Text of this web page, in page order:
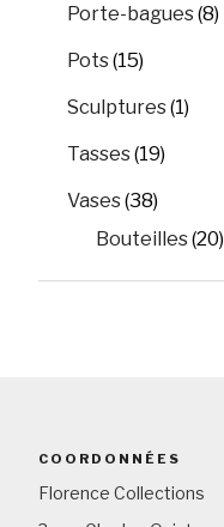
Porte-bagues(8)
Pots(15)
Sculptures(1)
Tasses(19)
Vases(38)
Bouteilles(20)
COORDONNÉES
Florence Collections